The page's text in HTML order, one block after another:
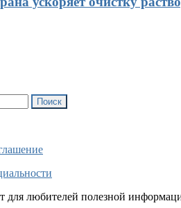
для любителей полезной